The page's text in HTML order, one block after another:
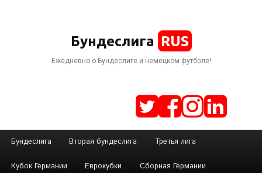
Бундеслига RUS
Ежедневно о Бундеслиге и немецком футболе!
Перейти
Бундеслига Вторая бундеслига Третья лига
Кубок Германии Еврокубки Сборная Германии